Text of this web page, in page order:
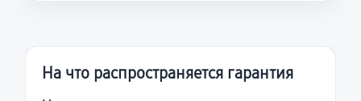
На что распространяется гарантия